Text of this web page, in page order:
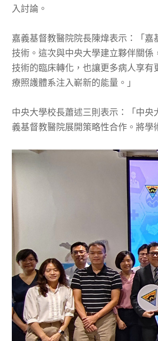
入討論。
嘉義基督教醫院院長陳煒表示：「
技術。這次與中央大學建立夥伴關
技術的臨床轉化，也讓更多病人享
療照護體系注入嶄新的能量。」
中央大學校長蕭述三則表示：「中
義基督教醫院展開策略性合作。將學